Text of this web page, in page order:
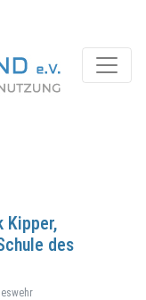
Kipper,
des